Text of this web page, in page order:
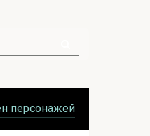
персонажей